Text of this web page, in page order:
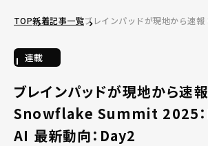
TOP新着記事一覧
連載
ブレインパッドが現地から速報
Snowflake Summit 2025
AI 最新動向：Day2